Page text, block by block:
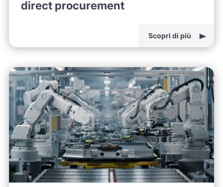
direct procurement
Scopri di più